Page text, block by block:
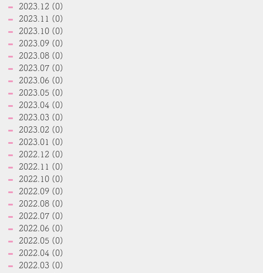
2023.12 (0)
2023.11 (0)
2023.10 (0)
2023.09 (0)
2023.08 (0)
2023.07 (0)
2023.06 (0)
2023.05 (0)
2023.04 (0)
2023.03 (0)
2023.02 (0)
2023.01 (0)
2022.12 (0)
2022.11 (0)
2022.10 (0)
2022.09 (0)
2022.08 (0)
2022.07 (0)
2022.06 (0)
2022.05 (0)
2022.04 (0)
2022.03 (0)